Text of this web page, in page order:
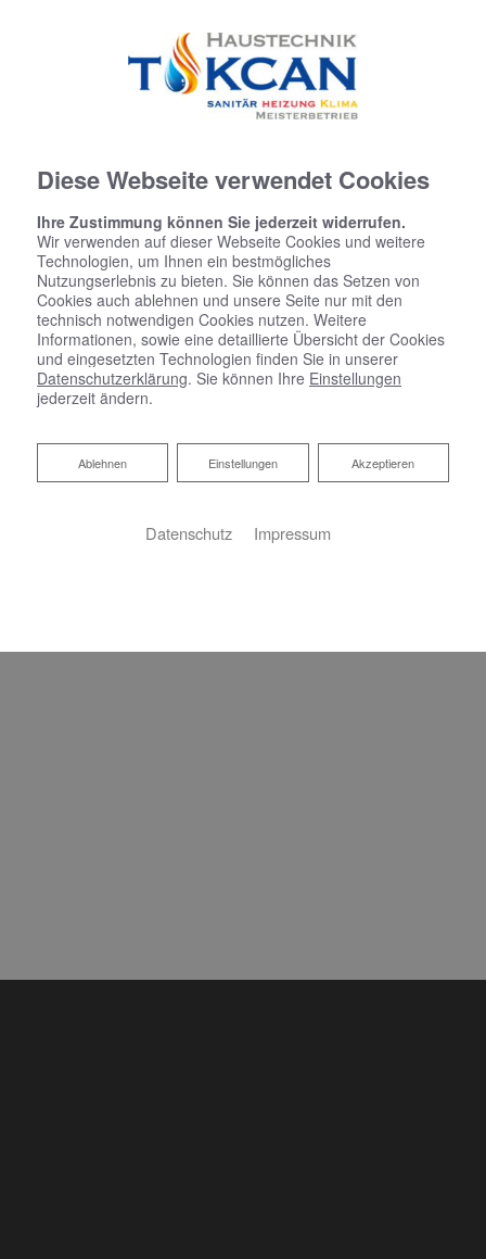
Startseite»Bad»Badinspiration & Musterbäder»
Komfort-Bad 8,2 ㎡
Diese Webseite verwendet Cookies
Ihre Zustimmung können Sie jederzeit widerrufen.
Wir verwenden auf dieser Webseite Cookies und weitere
Technologien, um Ihnen ein bestmögliches
Nutzungserlebnis zu bieten. Sie können das Setzen von
Cookies auch ablehnen und unsere Seite nur mit den
technisch notwendigen Cookies nutzen. Weitere
Informationen, sowie eine detaillierte Übersicht der Cookies
und eingesetzten Technologien finden Sie in unserer
Datenschutzerklärung. Sie können Ihre Einstellungen
jederzeit ändern.
Akzeptieren
Einstellungen
Ablehnen
Ablehnen
Datenschutz Impressum